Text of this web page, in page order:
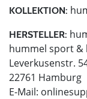
KOLLEKTION:
HERSTELLER:
hummel sport &
Leverkusenstr.
22761 Hamburg
E-Mail: